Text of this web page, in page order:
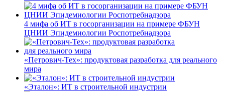
4 мифа об ИТ в госорганизации на примере ФБУН
ЦНИИ Эпидемиологии Роспотребнадзора
«Петрович-Тех»: продуктовая разработка для реального
мира
«Эталон»: ИТ в строительной индустрии